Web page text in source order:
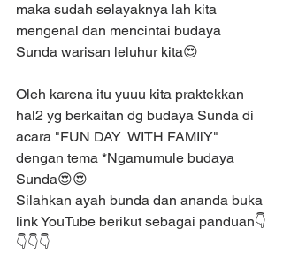
maka sudah selayaknya lah kita
mengenal dan mencintai budaya
Sunda warisan leluhur kita😍
Oleh karena itu yuuu kita praktekkan
hal2 yg berkaitan dg budaya Sunda di
acara "FUN DAY  WITH FAMIlY"
dengan tema *Ngamumule budaya
Sunda😍😍
Silahkan ayah bunda dan ananda buka
link YouTube berikut sebagai panduan👇
👇👇👇